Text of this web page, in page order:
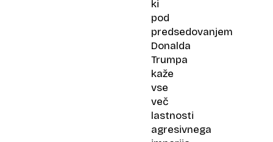
ki
pod
predsedovanjem
Donalda
Trumpa
kaže
vse
več
lastnosti
agresivnega